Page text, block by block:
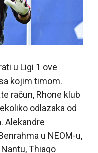
u Ligi 1 ove
kojim timom.
račun, Rhone klub
odlazaka od
Alekandre
u NEOM-u,
Thiago